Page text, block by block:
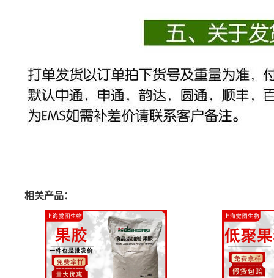
相关产品：